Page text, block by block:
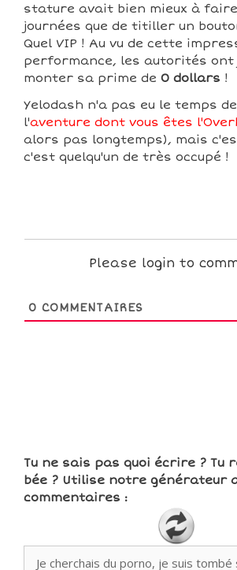
stature avait bien mieux à
journées que de titiller un
Quel VIP ! Au vu de cette
performance, les autorités ont
monter sa prime de 0 dollars !
Yelodash n'a pas eu le temps
l'aventure dont vous êtes
alors pas longtemps), mais
c'est quelqu'un de très occupé !
Please login to
0 COMMENTAIRES
Tu ne sais pas quoi écrire ? Tu
bée ? Utilise notre générateur
commentaires :